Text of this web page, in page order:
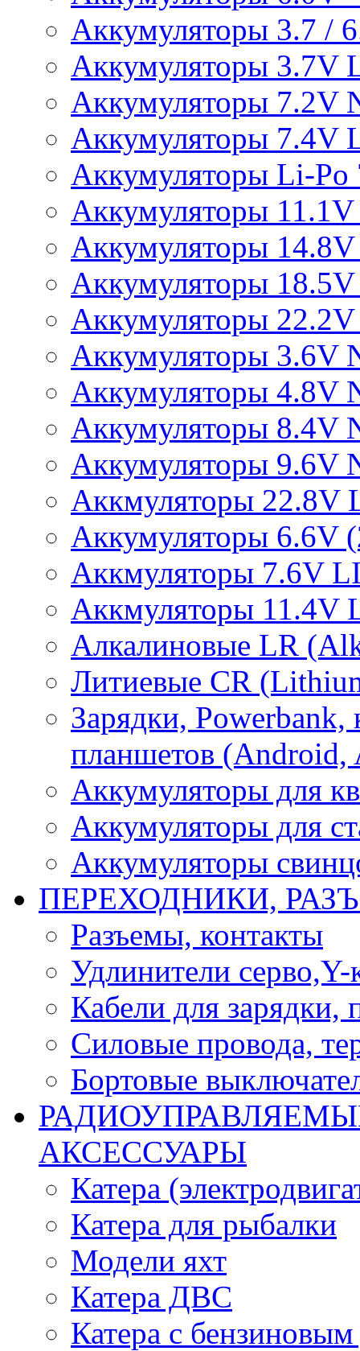
Аккумуляторы 3.7 /
Аккумуляторы 3.7V
Аккумуляторы 7.2V
Аккумуляторы 7.4V
Аккумуляторы Li-Po
Аккумуляторы
Аккумуляторы
Аккумуляторы
Аккумуляторы
Аккумуляторы 3.6V
Аккумуляторы 4.8V
Аккумуляторы 8.4V
Аккумуляторы 9.6V
Аккмуляторы 22.8V
Аккумуляторы 6.6V
Аккмуляторы 7.6V
Аккмуляторы 11.4V
Алкалиновые LR
Литиевые CR
Зарядки, Powerbank,
планшетов (Android,
Аккумуляторы для
Аккумуляторы для
Аккумуляторы
ПЕРЕХОДНИКИ,
Разъемы, контакты
Удлинители серво,Y-
Кабели для зарядки,
Силовые провода,
Бортовые
АКСЕССУАРЫ
Катера
Катера для рыбалки
Модели яхт
Катера ДВС
Катера с бензиновым